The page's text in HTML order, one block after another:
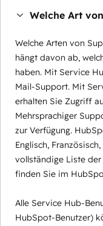
Welche Art
Welche Arten von
hängt davon ab,
haben. Mit Service
Mail-Support. Mit
erhalten Sie Zugriff
Mehrsprachiger
zur Verfügung.
Englisch,
vollständige Liste
finden Sie im
Alle Service Hub-
HubSpot-Benutzer)